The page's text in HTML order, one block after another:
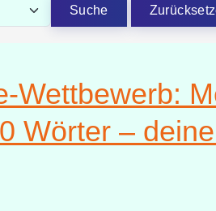
Wettbewerb:
Wörter –